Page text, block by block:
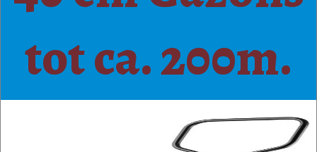
tot ca. 200m.